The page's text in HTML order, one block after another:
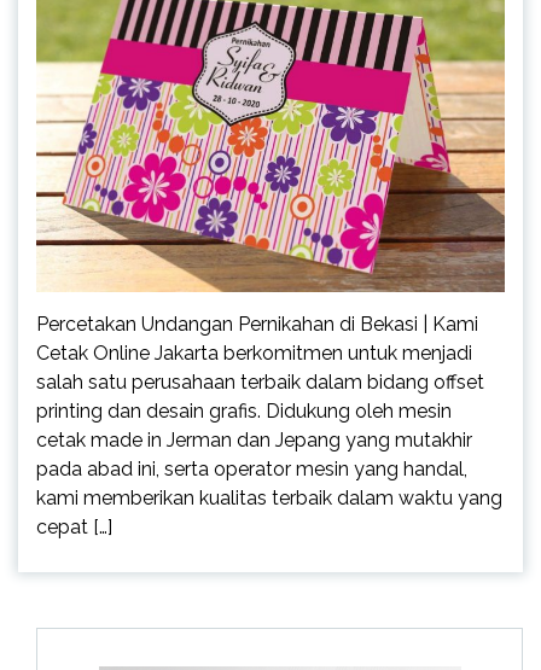
Percetakan Undangan Pernikahan di Bekasi | Kami
Cetak Online Jakarta berkomitmen untuk menjadi
salah satu perusahaan terbaik dalam bidang offset
printing dan desain grafis. Didukung oleh mesin
cetak made in Jerman dan Jepang yang mutakhir
pada abad ini, serta operator mesin yang handal,
kami memberikan kualitas terbaik dalam waktu yang
cepat […]